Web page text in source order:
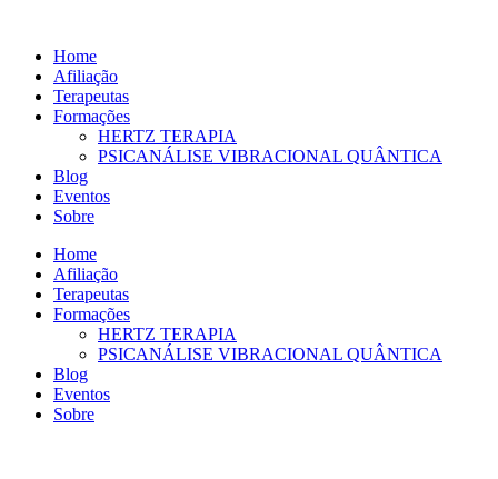
conteúdo
Home
Afiliação
Terapeutas
Formações
HERTZ TERAPIA
PSICANÁLISE VIBRACIONAL QUÂNTICA
Blog
Eventos
Sobre
Home
Afiliação
Terapeutas
Formações
HERTZ TERAPIA
PSICANÁLISE VIBRACIONAL QUÂNTICA
Blog
Eventos
Sobre